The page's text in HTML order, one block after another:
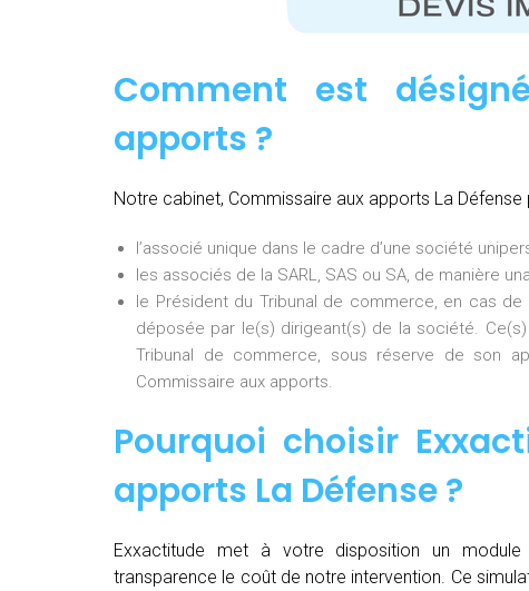
Comment est
apports ?
Notre cabinet, Commissaire aux apports La
l’associé unique dans le cadre d’une société
les associés de la SARL, SAS ou SA, de manière
le Président du Tribunal de commerce, en cas
déposée par le(s) dirigeant(s) de la société.
Tribunal de commerce, sous réserve de son
Commissaire aux apports.
Pourquoi choisir
apports La Défense?
Exxactitude met à votre disposition un
transparence le coût de notre intervention. Ce